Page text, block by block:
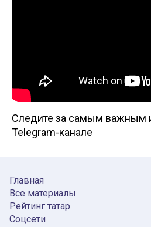
Следите за самым важным
Telegram-канале
Главная
Все материалы
Рейтинг татар
Соцсети